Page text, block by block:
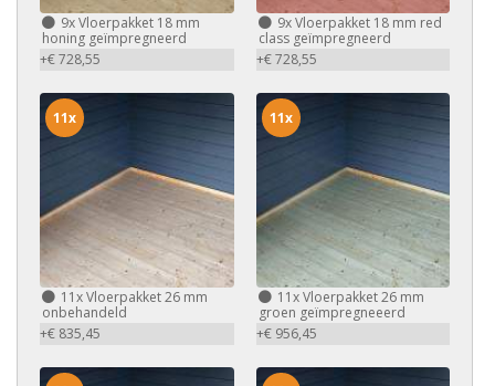
9xVloerpakket 18 mm
honing geïmpregneerd
+€ 728,55
9xVloerpakket 18 mm red
class geïmpregneerd
+€ 728,55
11xVloerpakket 26 mm
onbehandeld
+€ 835,45
11x
11xVloerpakket 26 mm
groen geïmpregneeerd
+€ 956,45
11x